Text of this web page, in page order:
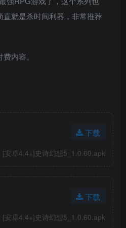
直就是杀时间利器，非常推荐
内容。
下载
[安卓4.4+]史诗幻想5_1.0.60.apk
下载
[安卓4.4+]史诗幻想5_1.0.60.apk